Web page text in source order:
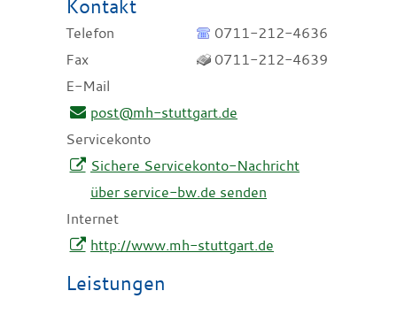
Kontakt
Telefon
0711-212-4636
Fax
0711-212-4639
E-Mail
post@mh-stuttgart.de
Servicekonto
Sichere Servicekonto-Nachricht
über service-bw.de senden
Internet
http://www.mh-stuttgart.de
Leistungen